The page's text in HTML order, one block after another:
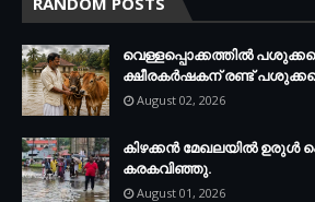
വെള്ളപ്പൊക്കത്തില്‍ പശുക്കളെ
ക്ഷീരകര്‍ഷകന് രണ്ട്
August 02, 2026
കിഴക്കന്‍ മേഖലയില്‍ ഉരുള്‍
കരകവിഞ്ഞു.
August 01, 2026